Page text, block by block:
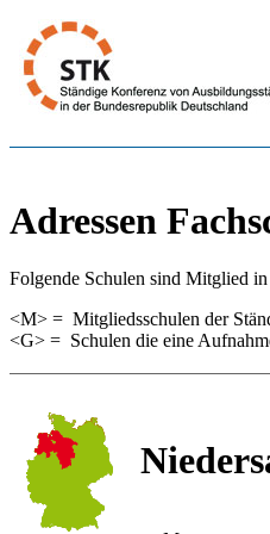
Adressen
Folgende Schulen sind Mitglied
<M> = Mitgliedsschulen der
<G> = Schulen die eine